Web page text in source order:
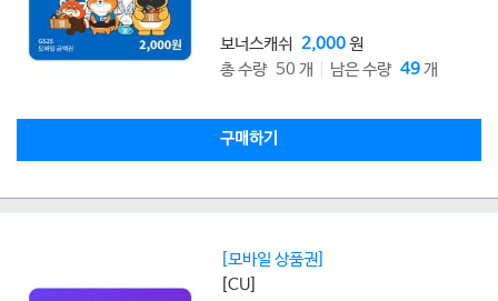
보너스캐쉬 2,000원
총 수량 50 개
남은 수량 49개
구매하기
[모바일 상품권]
[CU]